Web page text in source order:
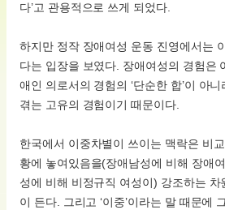
다’고 관용적으로 쓰게 되었다.
하지만 정작 장애여성 운동 진영에서는
다는 입장을 보였다. 장애여성의 경험은
애인 의로서의 경험의 ‘단순한 합’이 아
겪는 고유의 경험이기 때문이다.
한국에서 이중차별이 쓰이는 맥락은 비
황에 놓여있음을(장애남성에 비해 장애
성에 비해 비정규직 여성이) 강조하는
이 든다. 그리고 ‘이중’이라는 말 때문에